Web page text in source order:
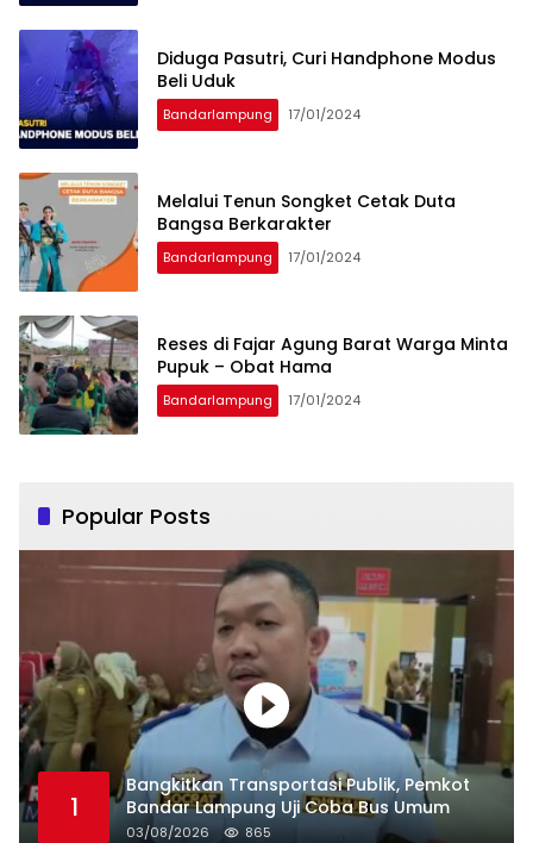
Diduga Pasutri, Curi Handphone Modus
Beli Uduk
Bandarlampung 17/01/2024
Melalui Tenun Songket Cetak Duta
Bangsa Berkarakter
Bandarlampung 17/01/2024
Reses di Fajar Agung Barat Warga Minta
Pupuk – Obat Hama
Bandarlampung 17/01/2024
Popular Posts
1
Bangkitkan Transportasi Publik, Pemkot
Bandar Lampung Uji Coba Bus Umum
03/08/2026 865